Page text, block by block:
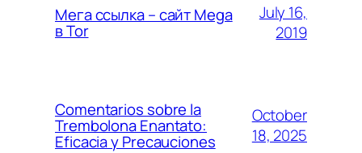
Мега ссылка – сайт Mega
в Tor
July 16,
2019
Comentarios sobre la
Trembolona Enantato:
Eficacia y Precauciones
October
18, 2025